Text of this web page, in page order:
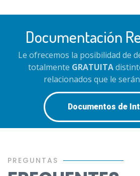
Documentación
Le ofrecemos la posibilidad de
totalmente GRATUITA
relacionados que le
Documentos de
PREGUNTAS